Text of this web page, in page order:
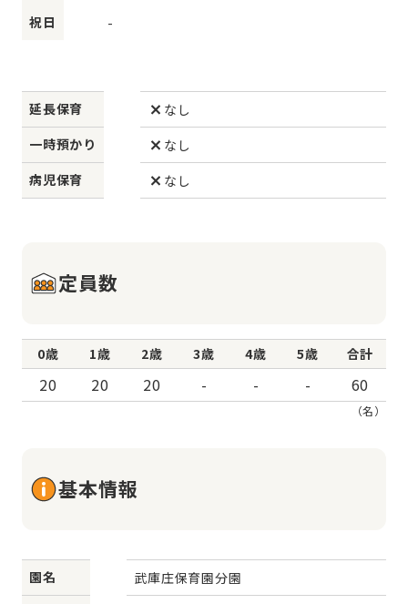
祝日 -
延長保育
なし
一時預かり
なし
病児保育
なし
定員数
0歳 1歳 2歳 3歳 4歳 5歳 合計
20 20 20 - - - 60
（名）
基本情報
園名
武庫庄保育園分園